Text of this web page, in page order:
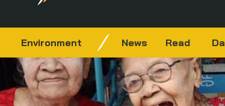
Environment News Read